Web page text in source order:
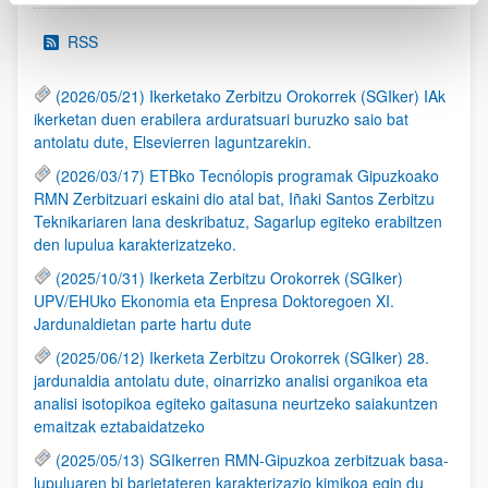
RSS
(2026/05/21) Ikerketako Zerbitzu Orokorrek (SGIker) IAk
ikerketan duen erabilera arduratsuari buruzko saio bat
antolatu dute, Elsevierren laguntzarekin.
(2026/03/17) ETBko Tecnólopis programak Gipuzkoako
RMN Zerbitzuari eskaini dio atal bat, Iñaki Santos Zerbitzu
Teknikariaren lana deskribatuz, Sagarlup egiteko erabiltzen
den lupulua karakterizatzeko.
(2025/10/31) Ikerketa Zerbitzu Orokorrek (SGIker)
UPV/EHUko Ekonomia eta Enpresa Doktoregoen XI.
Jardunaldietan parte hartu dute
(2025/06/12) Ikerketa Zerbitzu Orokorrek (SGIker) 28.
jardunaldia antolatu dute, oinarrizko analisi organikoa eta
analisi isotopikoa egiteko gaitasuna neurtzeko saiakuntzen
emaitzak eztabaidatzeko
(2025/05/13) SGIkerren RMN-Gipuzkoa zerbitzuak basa-
lupuluaren bi barietateren karakterizazio kimikoa egin du